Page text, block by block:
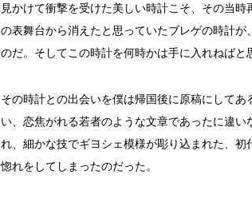
見かけて衝撃を受けた美しい時計こそ、その当
の表舞台から消えたと思っていたブレゲの時計
のだ。そしてこの時計を何時かは手に入れねばと
その時計との出会いを僕は帰国後に原稿にして
い、恋焦がれる若者のような文章であったに違
れ、細かな技でギヨシェ模様が彫り込まれた、
惚れをしてしまったのだった。